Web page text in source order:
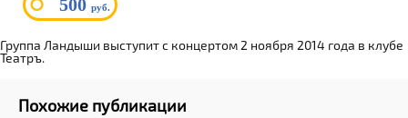
500 руб.
Группа Ландыши выступит с концертом 2 ноября 2014 года в клубе
Театръ.
Похожие публикации